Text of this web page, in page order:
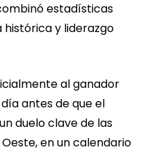
estadísticas
y liderazgo
al ganador
antes de que el
duelo clave de las
en un calendario